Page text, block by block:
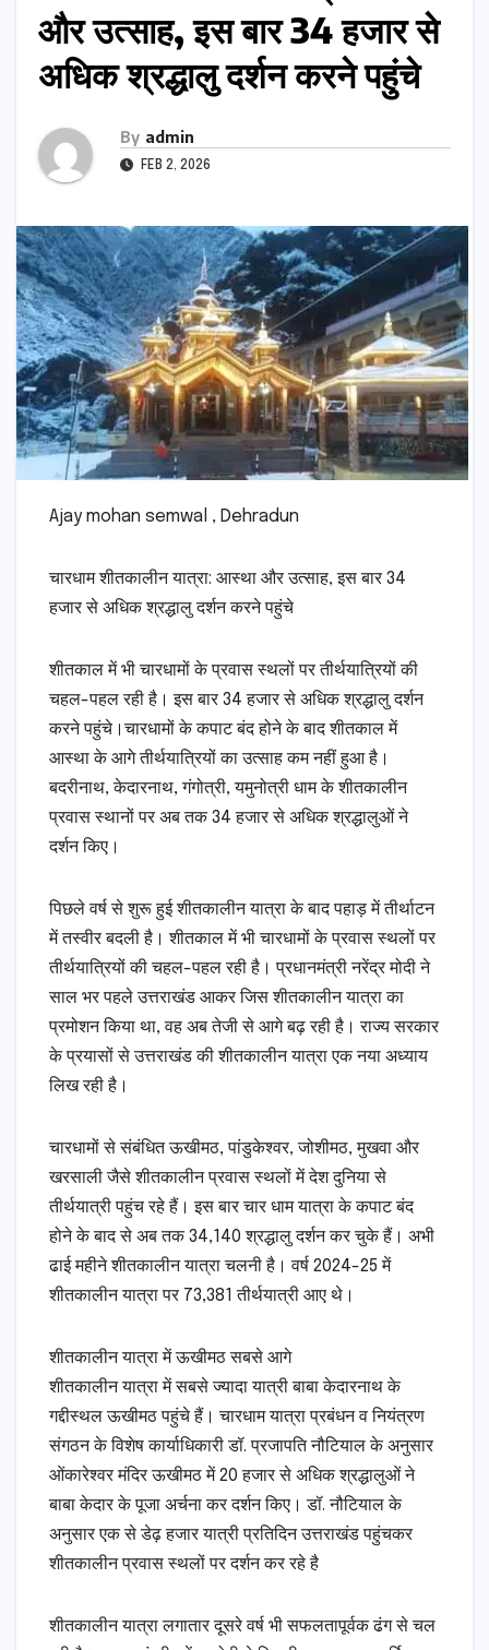
और उत्साह, इस बार 34 हजार से
अधिक श्रद्धालु दर्शन करने पहुंचे
By admin
FEB 2, 2026
Ajay mohan semwal , Dehradun
चारधाम शीतकालीन यात्रा: आस्था और उत्साह, इस बार 34
हजार से अधिक श्रद्धालु दर्शन करने पहुंचे
शीतकाल में भी चारधामों के प्रवास स्थलों पर तीर्थयात्रियों की
चहल-पहल रही है। इस बार 34 हजार से अधिक श्रद्धालु दर्शन
करने पहुंचे।चारधामों के कपाट बंद होने के बाद शीतकाल में
आस्था के आगे तीर्थयात्रियों का उत्साह कम नहीं हुआ है।
बदरीनाथ, केदारनाथ, गंगोत्री, यमुनोत्री धाम के शीतकालीन
प्रवास स्थानों पर अब तक 34 हजार से अधिक श्रद्धालुओं ने
दर्शन किए।
पिछले वर्ष से शुरू हुई शीतकालीन यात्रा के बाद पहाड़ में तीर्थाटन
में तस्वीर बदली है। शीतकाल में भी चारधामों के प्रवास स्थलों पर
तीर्थयात्रियों की चहल-पहल रही है। प्रधानमंत्री नरेंद्र मोदी ने
साल भर पहले उत्तराखंड आकर जिस शीतकालीन यात्रा का
प्रमोशन किया था, वह अब तेजी से आगे बढ़ रही है। राज्य सरकार
के प्रयासों से उत्तराखंड की शीतकालीन यात्रा एक नया अध्याय
लिख रही है।
चारधामों से संबंधित ऊखीमठ, पांडुकेश्वर, जोशीमठ, मुखवा और
खरसाली जैसे शीतकालीन प्रवास स्थलों में देश दुनिया से
तीर्थयात्री पहुंच रहे हैं। इस बार चार धाम यात्रा के कपाट बंद
होने के बाद से अब तक 34,140 श्रद्धालु दर्शन कर चुके हैं। अभी
ढाई महीने शीतकालीन यात्रा चलनी है। वर्ष 2024-25 में
शीतकालीन यात्रा पर 73,381 तीर्थयात्री आए थे।
शीतकालीन यात्रा में ऊखीमठ सबसे आगे
शीतकालीन यात्रा में सबसे ज्यादा यात्री बाबा केदारनाथ के
गद्दीस्थल ऊखीमठ पहुंचे हैं। चारधाम यात्रा प्रबंधन व नियंत्रण
संगठन के विशेष कार्याधिकारी डॉ. प्रजापति नौटियाल के अनुसार
ओंकारेश्वर मंदिर ऊखीमठ में 20 हजार से अधिक श्रद्धालुओं ने
बाबा केदार के पूजा अर्चना कर दर्शन किए। डॉ. नौटियाल के
अनुसार एक से डेढ़ हजार यात्री प्रतिदिन उत्तराखंड पहुंचकर
शीतकालीन प्रवास स्थलों पर दर्शन कर रहे है
शीतकालीन यात्रा लगातार दूसरे वर्ष भी सफलतापूर्वक ढंग से चल